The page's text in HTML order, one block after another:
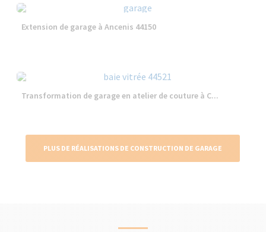
Extension de garage à Ancenis 44150
Transformation de garage en atelier de couture à C...
PLUS DE RÉALISATIONS DE CONSTRUCTION DE GARAGE